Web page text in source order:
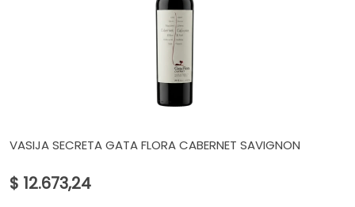
VASIJA SECRETA GATA FLORA CABERNET SAVIGNON
$ 12.673,24